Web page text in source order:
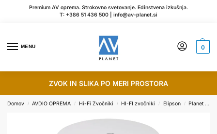
Premium AV oprema. Strokovno svetovanje. Edinstvena izkušnja.
T: +386 51 436 500 info@av-planet.si
MENU 0
ZVOK IN SLIKA PO MERI PROSTORA
Domov / AVDIO OPREMA / Hi-Fi Zvočniki / HI-FI zvočniki / Elipson / Planet M